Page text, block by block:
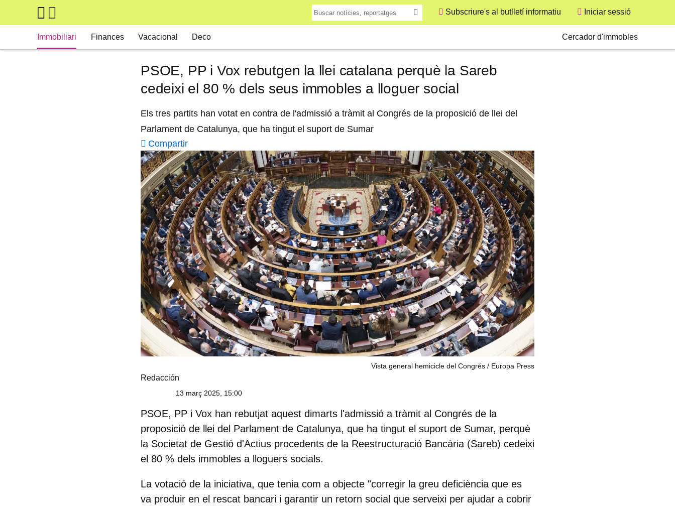
Skip to main content
Subscriure's al butlletí informatiu
User
Iniciar sessió
Immobiliari Finances Vacacional Deco Cercador d'immobles
PSOE, PP i Vox rebutgen la llei catalana perquè la Sareb
cedeixi el 80 % dels seus immobles a lloguer social
Els tres partits han votat en contra de l'admissió a tràmit al Congrés de la proposició de llei del
Parlament de Catalunya, que ha tingut el suport de Sumar
Compartir
Vista general hemicicle del Congrés Europa Press
Redacción
13 març 2025, 15:00
PSOE, PP i Vox han rebutjat aquest dimarts l'admissió a tràmit al Congrés de la
proposició de llei del Parlament de Catalunya, que ha tingut el suport de Sumar, perquè
la Societat de Gestió d'Actius procedents de la Reestructuració Bancària (Sareb) cedeixi
el 80 % dels immobles a lloguers socials.
La votació de la iniciativa, que tenia com a objecte "corregir la greu deficiència que es
va produir en el rescat bancari i garantir un retorn social que serveixi per ajudar a cobrir